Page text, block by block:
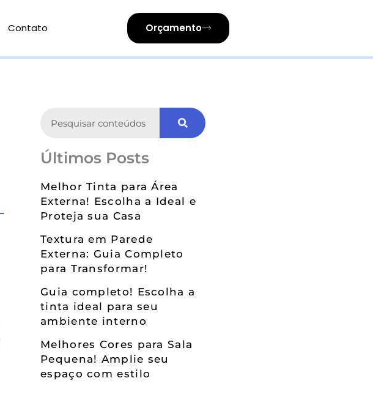
Contato Orçamento
Últimos Posts
Melhor Tinta para Área
Externa! Escolha a Ideal e
Proteja sua Casa
Textura em Parede
Externa: Guia Completo
para Transformar!
Guia completo! Escolha a
tinta ideal para seu
ambiente interno
Melhores Cores para Sala
Pequena! Amplie seu
espaço com estilo